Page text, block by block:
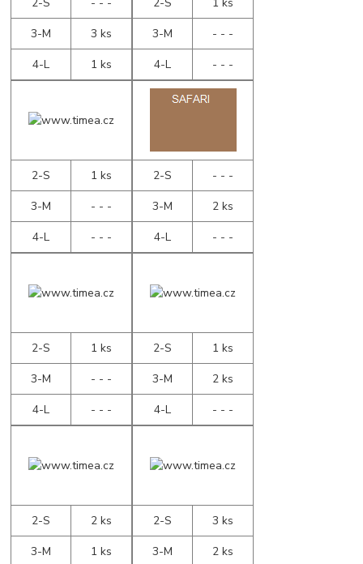
3-M
3 ks
4-L
1 ks
3-M
- - -
4-L
- - -
2-S
1 ks
3-M
- - -
4-L
- - -
2-S
- - -
3-M
2 ks
4-L
- - -
2-S
1 ks
3-M
- - -
4-L
- - -
2-S
1 ks
3-M
2 ks
4-L
- - -
2-S
2 ks
3-M
1 ks
2-S
3 ks
3-M
2 ks